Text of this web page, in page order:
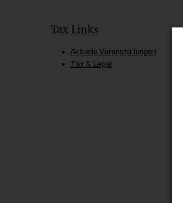
Tax Links
Aktuelle Veranstaltungen
Tax & Legal